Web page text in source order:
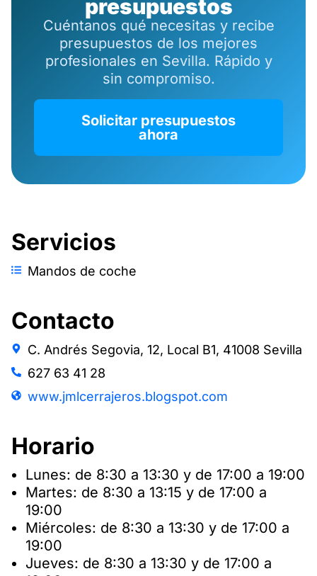
presupuestos
Cuéntanos qué necesitas y recibe
presupuestos de los mejores
profesionales en Sevilla. Rápido y
sin compromiso.
Solicitar presupuestos
ahora
Servicios
Mandos de coche
Contacto
C. Andrés Segovia, 12, Local B1, 41008 Sevilla
627 63 41 28
www.jmlcerrajeros.blogspot.com
Horario
Lunes: de 8:30 a 13:30 y de 17:00 a 19:00
Martes: de 8:30 a 13:15 y de 17:00 a
19:00
Miércoles: de 8:30 a 13:30 y de 17:00 a
19:00
Jueves: de 8:30 a 13:30 y de 17:00 a